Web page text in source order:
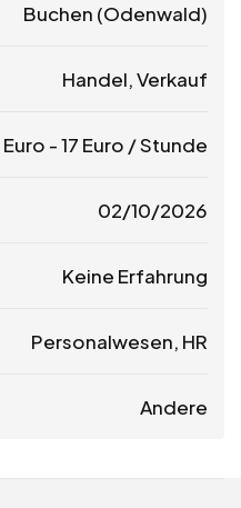
Buchen (Odenwald)
Handel, Verkauf
Euro -17 Euro / Stunde
02/10/2026
Keine Erfahrung
Personalwesen, HR
Andere